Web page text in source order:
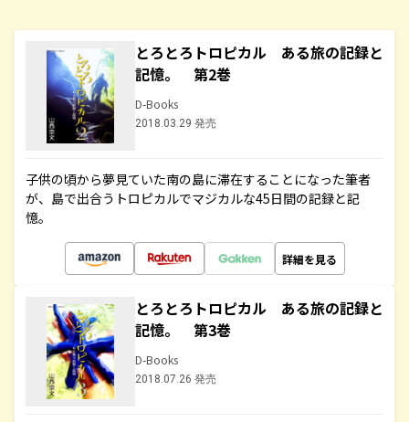
とろとろトロピカル ある旅の記録と
記憶。 第2巻
D-Books
2018.03.29 発売
子供の頃から夢見ていた南の島に滞在することになった筆者
が、島で出合うトロピカルでマジカルな45日間の記録と記
憶。
詳細を見る
とろとろトロピカル ある旅の記録と
記憶。 第3巻
D-Books
2018.07.26 発売